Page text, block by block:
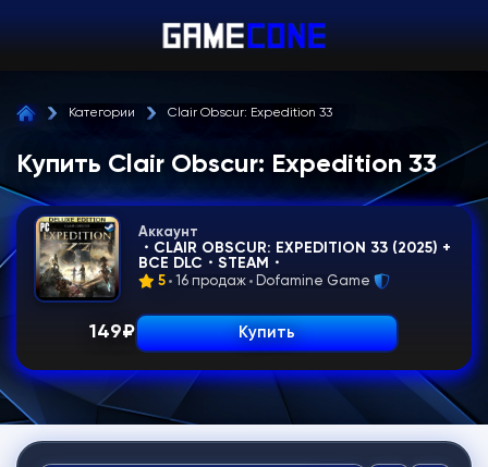
Категории Clair Obscur: Expedition 33
Купить Clair Obscur: Expedition 33
Аккаунт
・CLAIR OBSCUR: EXPEDITION 33 (2025) +
ВСЕ DLC・STEAM・
5 16 продаж Dofamine Game
149₽ Купить